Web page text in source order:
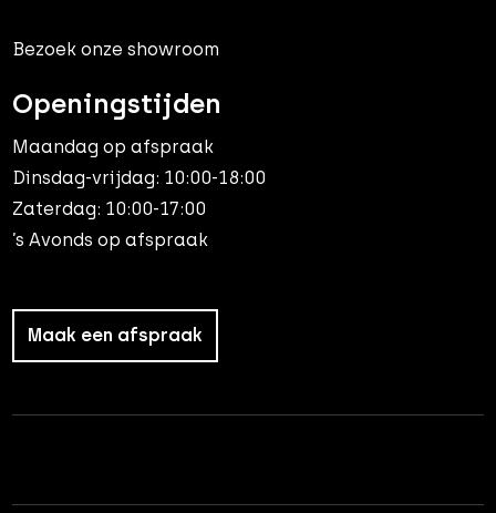
Bezoek onze showroom
Openingstijden
Maandag op afspraak
Dinsdag-vrijdag: 10:00-18:00
Zaterdag: 10:00-17:00
’s Avonds op afspraak
Maak een afspraak